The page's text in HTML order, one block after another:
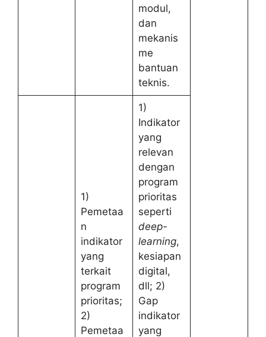
modul,
dan
mekanis
me
bantuan
teknis.
1)
Pemetaa
n
indikator
yang
terkait
program
prioritas;
2)
Pemetaa
1)
Indikator
yang
relevan
dengan
program
prioritas
seperti
deep-
learning,
kesiapan
digital,
dll; 2)
Gap
indikator
yang